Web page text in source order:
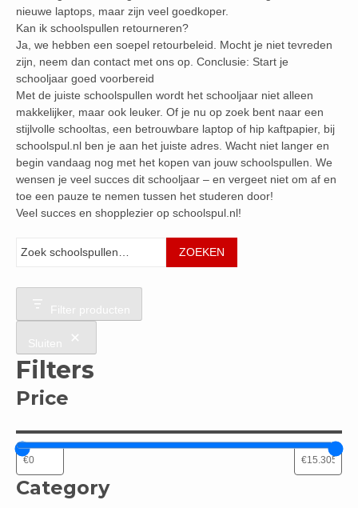
nieuwe laptops, maar zijn veel goedkoper.
Kan ik schoolspullen retourneren?
Ja, we hebben een soepel retourbeleid. Mocht je niet tevreden
zijn, neem dan contact met ons op. Conclusie: Start je
schooljaar goed voorbereid
Met de juiste schoolspullen wordt het schooljaar niet alleen
makkelijker, maar ook leuker. Of je nu op zoek bent naar een
stijlvolle schooltas, een betrouwbare laptop of hip kaftpapier, bij
schoolspul.nl ben je aan het juiste adres. Wacht niet langer en
begin vandaag nog met het kopen van jouw schoolspullen. We
wensen je veel succes dit schooljaar – en vergeet niet om af en
toe een pauze te nemen tussen het studeren door!
Veel succes en shopplezier op schoolspul.nl!
ZOEKEN
Filter producten
Sluiten
Filters
Price
Category